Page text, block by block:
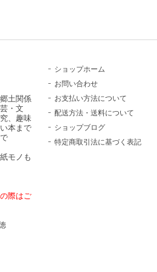
土関係
・文
、趣味
本まで
。
モノも
際はご
ショップホーム
お問い合わせ
お支払い方法について
配送方法・送料について
ショップブログ
特定商取引法に基づく表記